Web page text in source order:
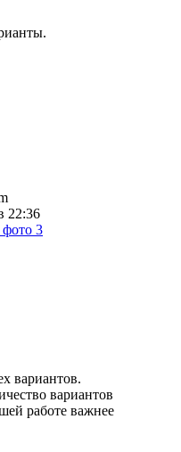
22:36
вариантов.
вариантов
работе важнее